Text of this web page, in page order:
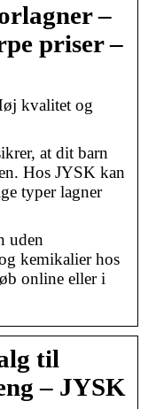
–
priser –
kvalitet og
at dit barn
Hos JYSK kan
typer lagner
uden
kemikalier hos
online eller i
til
– JYSK